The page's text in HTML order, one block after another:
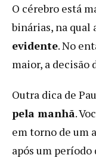
O cérebro está
binárias, na qual
evidente. No
maior, a decisão
Outra dica de
pela manhã.
em torno de um
após um